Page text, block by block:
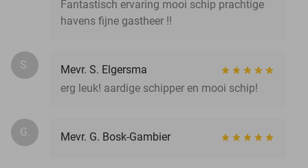
Fantastisch ervaring mooi schip prachtige
havens fijne gastheer !!
S.
Mevr. S. Elgersma
erg leuk! aardige schipper en mooi schip!
G. Mevr. G. Bosk-Gambier